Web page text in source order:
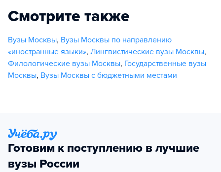
Смотрите также
Вузы Москвы, Вузы Москвы по направлению
«иностранные языки», Лингвистические вузы Москвы,
Филологические вузы Москвы, Государственные вузы
Москвы, Вузы Москвы с бюджетными местами
Готовим к поступлению в лучшие
вузы России